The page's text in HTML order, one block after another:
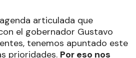
articulada que
el gobernador Gustavo
tenemos apuntado este
prioridades. Por eso nos